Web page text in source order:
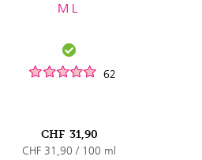
ML
62
CHF 31,90
CHF 31,90 / 100 ml